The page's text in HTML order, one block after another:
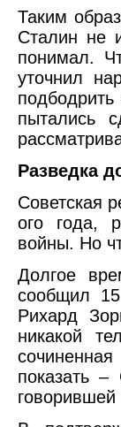
Таким
Сталин не
понимал.
уточнил
пытались
Разведка
Советская
ого года,
войны. Но
Долгое
сообщил
Рихард
никакой
показать
говорившей